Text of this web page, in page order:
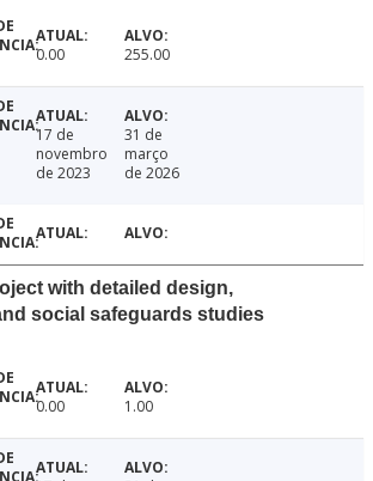
0.00 255.00
17 de
novembro
de 2023
31 de
março
de 2026
with detailed design,
social safeguards studies
0.00 1.00